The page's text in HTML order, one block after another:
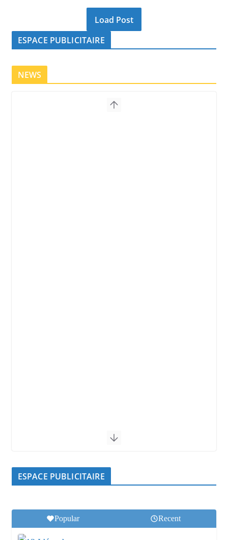
Load Post
ESPACE PUBLICITAIRE
NEWS
ESPACE PUBLICITAIRE
Popular Recent